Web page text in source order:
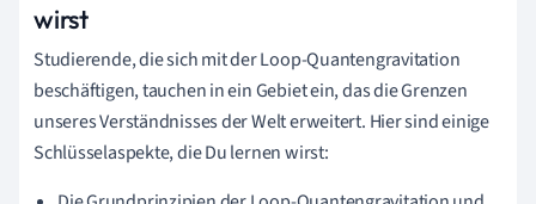
wirst
Studierende, die sich mit der Loop-Quantengravitation
beschäftigen, tauchen in ein Gebiet ein, das die Grenzen
unseres Verständnisses der Welt erweitert. Hier sind einige
Schlüsselaspekte, die Du lernen wirst: